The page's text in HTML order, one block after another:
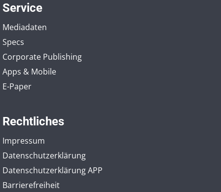
Service
Mediadaten
Specs
Corporate Publishing
Apps & Mobile
E-Paper
Rechtliches
Impressum
Datenschutzerklärung
Datenschutzerklärung APP
Barrierefreiheit